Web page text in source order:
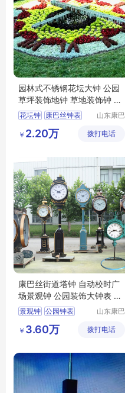
园林式不锈钢花坛大钟 公园
草坪装饰地钟 草地装饰钟 大
型花钟
花坛钟 康巴丝钟表
康巴丝大钟
山东康巴
限公司
￥ 2.20万 拨打电话
康巴丝街道塔钟 自动校时广
场景观钟 公园装饰大钟表 花
钟
景观钟 公园钟表
山东康巴
限公司
￥ 3.60万 拨打电话